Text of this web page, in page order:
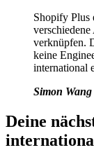
Shopify Plus
verknüpfen.
keine
international
Simon Wang
Deine